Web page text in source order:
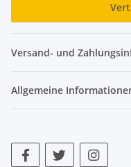
Versand- und
Allgemeine